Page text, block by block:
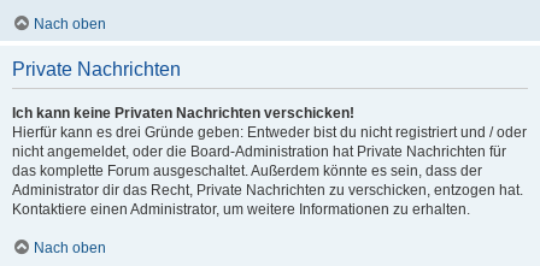
Nach oben
Private Nachrichten
Ich kann keine Privaten Nachrichten verschicken!
Hierfür kann es drei Gründe geben: Entweder bist du nicht registriert und / oder
nicht angemeldet, oder die Board-Administration hat Private Nachrichten für
das komplette Forum ausgeschaltet. Außerdem könnte es sein, dass der
Administrator dir das Recht, Private Nachrichten zu verschicken, entzogen hat.
Kontaktiere einen Administrator, um weitere Informationen zu erhalten.
Nach oben